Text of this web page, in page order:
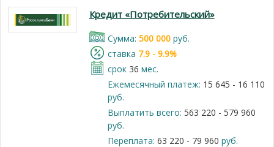
Кредит «Потребительский»
Cумма: 500 000руб.
cтавка 7.9 - 9.9%
срок 36 мес.
Ежемесячный платеж: 15 645 - 16 110
руб.
Выплатить всего: 563 220 - 579 960
руб.
Переплата: 63 220 - 79 960 руб.